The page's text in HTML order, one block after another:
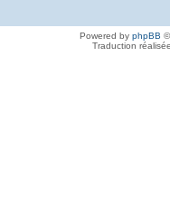
Powered by phpBB
Traduction